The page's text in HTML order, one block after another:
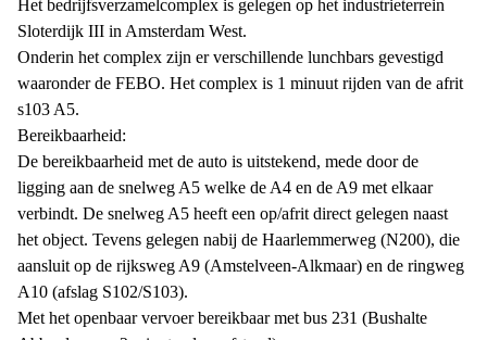
Het bedrijfsverzamelcomplex is gelegen op het industrieterrein
Sloterdijk III in Amsterdam West.
Onderin het complex zijn er verschillende lunchbars gevestigd
waaronder de FEBO. Het complex is 1 minuut rijden van de afrit
s103 A5.
Bereikbaarheid:
De bereikbaarheid met de auto is uitstekend, mede door de
ligging aan de snelweg A5 welke de A4 en de A9 met elkaar
verbindt. De snelweg A5 heeft een op/afrit direct gelegen naast
het object. Tevens gelegen nabij de Haarlemmerweg (N200), die
aansluit op de rijksweg A9 (Amstelveen-Alkmaar) en de ringweg
A10 (afslag S102/S103).
Met het openbaar vervoer bereikbaar met bus 231 (Bushalte